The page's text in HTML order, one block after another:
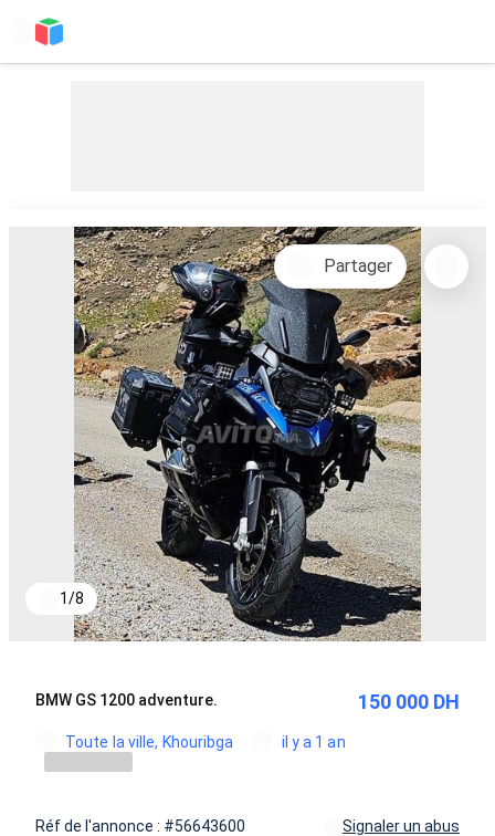
1/8
Partager
BMW GS 1200 adventure. 150 000 DH
Toute la ville, Khouribga il y a 1 an
Réf de l'annonce : #56643600 Signaler un abus